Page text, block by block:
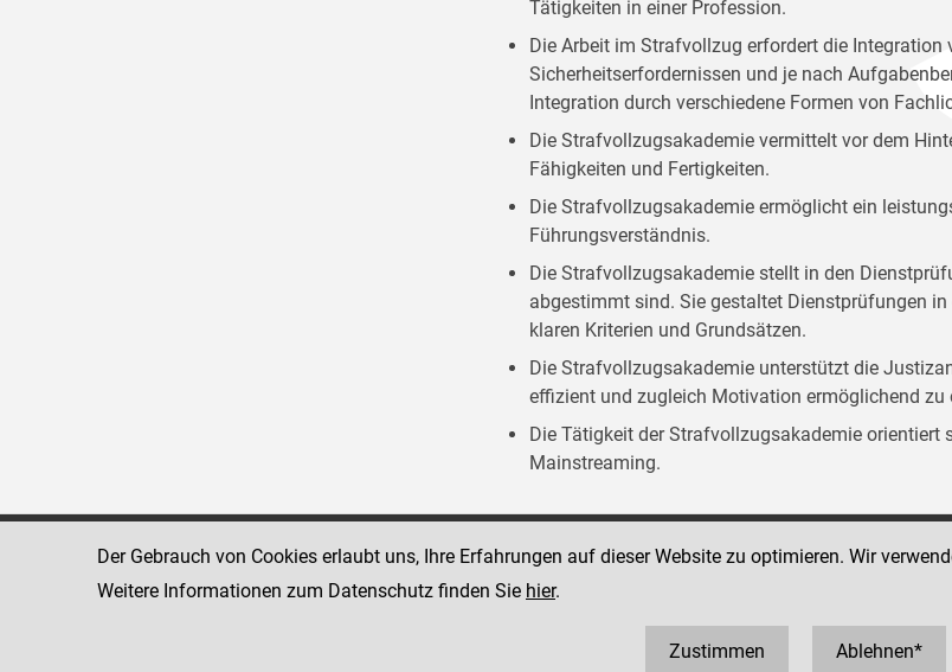
Tätigkeiten in einer Profession.
Die Arbeit im Strafvollzug erfordert die
Sicherheitserfordernissen und je nach
Integration durch verschiedene Formen von
Die Strafvollzugsakademie vermittelt vor dem
Fähigkeiten und Fertigkeiten.
Die Strafvollzugsakademie ermöglicht ein
Führungsverständnis.
Die Strafvollzugsakademie stellt in den
abgestimmt sind. Sie gestaltet Dienstprüfungen
klaren Kriterien und Grundsätzen.
Die Strafvollzugsakademie unterstützt die
effizient und zugleich Motivation ermöglichend zu
Die Tätigkeit der Strafvollzugsakademie orientiert
Mainstreaming.
Strafvollzugsakademie
www.justiz.gv.at/stak
1080 Wien
Wickenburggasse 12
Telefon: +43 1 40403 358810
Social Media Kanäle
Der Gebrauch von Cookies erlaubt uns, Ihre Erfahrungen auf dieser Website zu optimieren. Wir
Weitere Informationen zum Datenschutz finden Sie hier.
Zustimmen Ablehnen*